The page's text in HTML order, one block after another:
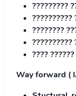
?????????
??????????
????????
??????????
????
Way forward (